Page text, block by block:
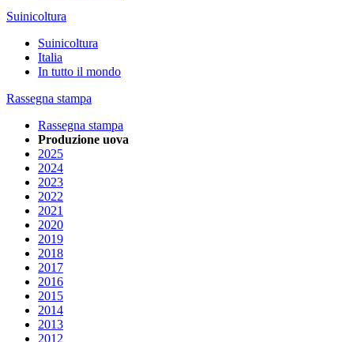
Suinicoltura
Suinicoltura
Italia
In tutto il mondo
Rassegna stampa
Rassegna stampa
Produzione uova
2025
2024
2023
2022
2021
2020
2019
2018
2017
2016
2015
2014
2013
2012